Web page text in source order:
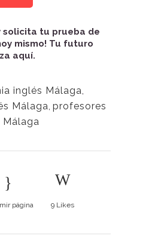
solicita tu prueba de
mismo! Tu futuro
aquí.
inglés Málaga,
Málaga, profesores
página 9 Likes